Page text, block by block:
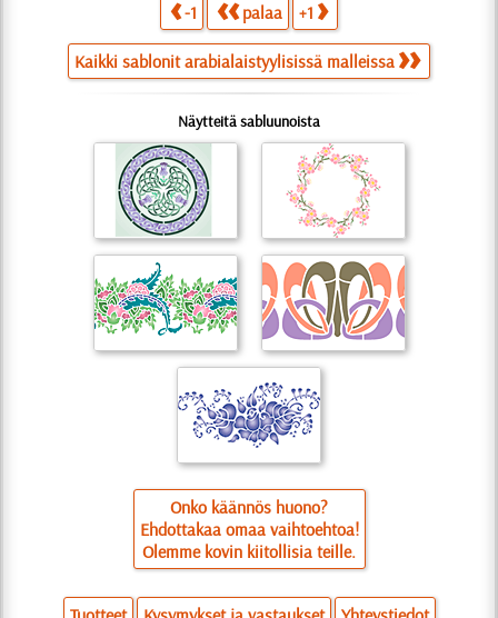
-1 palaa +1
Kaikki sablonit arabialaistyylisissä malleissa
Näytteitä sabluunoista
Onko käännös huono?
Ehdottakaa omaa vaihtoehtoa!
Olemme kovin kiitollisia teille.